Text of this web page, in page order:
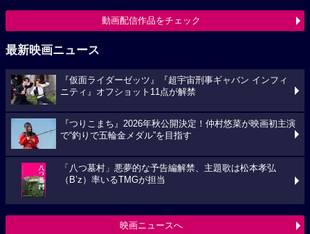
動画配信作品をチェック
最新映画ニュース
『仮面ライダーゼッツ』『超宇宙刑事ギャバン インフィ
ニティ』オフショット11点が解禁
『つりこまち』2026年秋公開決定！仲村悠菜が映画初主演
で“釣りで五輪金メダル”を目指す
「八つ墓村」悪夢的な予告編解禁、主題歌は松本孝弘
（B’z）率いるTMGが担当
映画ニュースへ